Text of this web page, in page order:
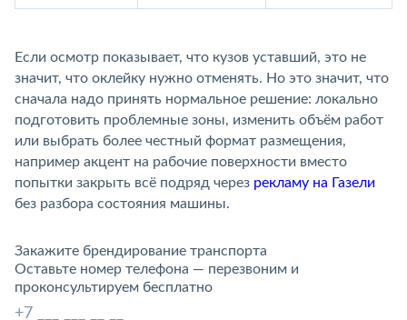
Если осмотр показывает, что кузов уставший, это не
значит, что оклейку нужно отменять. Но это значит, что
сначала надо принять нормальное решение: локально
подготовить проблемные зоны, изменить объём работ
или выбрать более честный формат размещения,
например акцент на рабочие поверхности вместо
попытки закрыть всё подряд через рекламу на Газели
без разбора состояния машины.
Закажите брендирование транспорта
Оставьте номер телефона — перезвоним и
проконсультируем бесплатно